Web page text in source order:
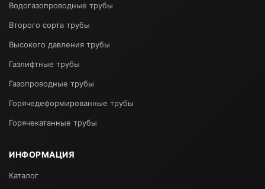
Водогазопроводные трубы
Второго сорта трубы
Высокого давления трубы
Газлифтные трубы
Газопроводные трубы
Горячедеформированные трубы
Горячекатанные трубы
ИНФОРМАЦИЯ
Каталог